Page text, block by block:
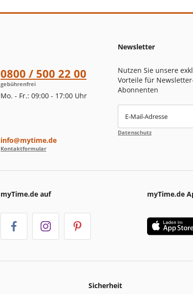
0800 / 500 22 00
gebührenfrei
Mo. - Fr.: 09:00 - 17:00 Uhr
info@mytime.de
Kontaktformular
Newsletter
Nutzen Sie unsere
Vorteile für
Abonnenten
E-Mail-Adresse
Datenschutz
myTime.de auf myTime.de
Sicherheit